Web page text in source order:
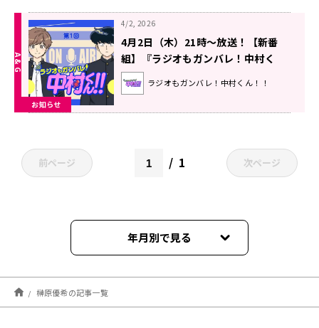
お知らせ
4/2, 2026
4月2日（木）21時～放送！【新番
組】『ラジオもガンバレ！中村く
ん！！』第1回！
ラジオもガンバレ！中村くん！！
前ページ 1 次ページ
年月別で見る
2026年08月
2026年06月
榊原優希の記事一覧